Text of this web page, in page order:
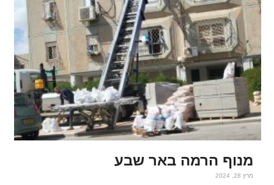
מנוף הרמה באר שבע
מרץ 28, 2024